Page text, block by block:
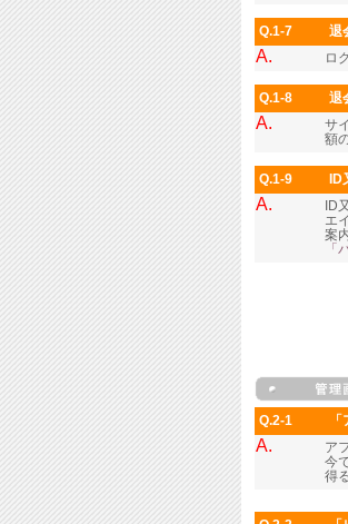
Q.1-7 退
A. ロ
Q.1-8 退
A.
サ
額
Q.1-9
A.
ID
エ
案
「
Q.2-1
A.
ア
今
得